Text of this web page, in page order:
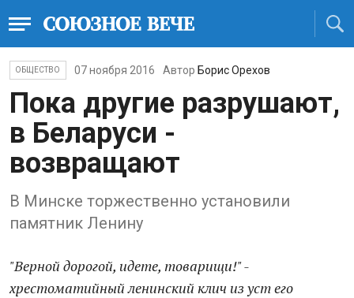
ОБЩЕСТВО 07 ноября 2016 Автор Борис Орехов
Пока другие разрушают,
в Беларуси -
возвращают
В Минске торжественно установили
памятник Ленину
"Верной дорогой, идете, товарищи!" -
хрестоматийный ленинский клич из уст его